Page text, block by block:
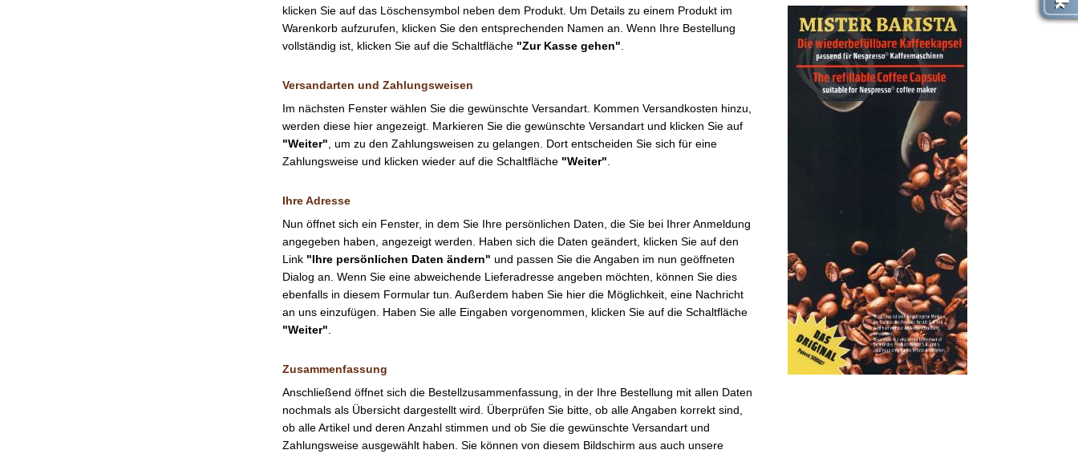
klicken Sie auf das Löschensymbol neben dem Produkt. Um Details zu einem Produkt im
Warenkorb aufzurufen, klicken Sie den entsprechenden Namen an. Wenn Ihre Bestellung
vollständig ist, klicken Sie auf die Schaltfläche "Zur Kasse gehen"
Versandarten und Zahlungsweisen
Im nächsten Fenster wählen Sie die gewünschte Versandart. Kommen Versandkosten hinzu,
werden diese hier angezeigt. Markieren Sie die gewünschte Versandart und klicken Sie auf
"Weiter" , um zu den Zahlungsweisen zu gelangen. Dort entscheiden Sie sich für eine
Zahlungsweise und klicken wieder auf die Schaltfläche "Weiter"
Ihre Adresse
Nun öffnet sich ein Fenster, in dem Sie Ihre persönlichen Daten, die Sie bei Ihrer Anmeldung
angegeben haben, angezeigt werden. Haben sich die Daten geändert, klicken Sie auf den
Link "Ihre persönlichen Daten ändern" und passen Sie die Angaben im nun geöffneten
Dialog an. Wenn Sie eine abweichende Lieferadresse angeben möchten, können Sie dies
ebenfalls in diesem Formular tun. Außerdem haben Sie hier die Möglichkeit, eine Nachricht
an uns einzufügen. Haben Sie alle Eingaben vorgenommen, klicken Sie auf die Schaltfläche
"Weiter"
Zusammenfassung
Anschließend öffnet sich die Bestellzusammenfassung, in der Ihre Bestellung mit allen Daten
nochmals als Übersicht dargestellt wird. Überprüfen Sie bitte, ob alle Angaben korrekt sind,
ob alle Artikel und deren Anzahl stimmen und ob Sie die gewünschte Versandart und
Zahlungsweise ausgewählt haben. Sie können von diesem Bildschirm aus auch unsere